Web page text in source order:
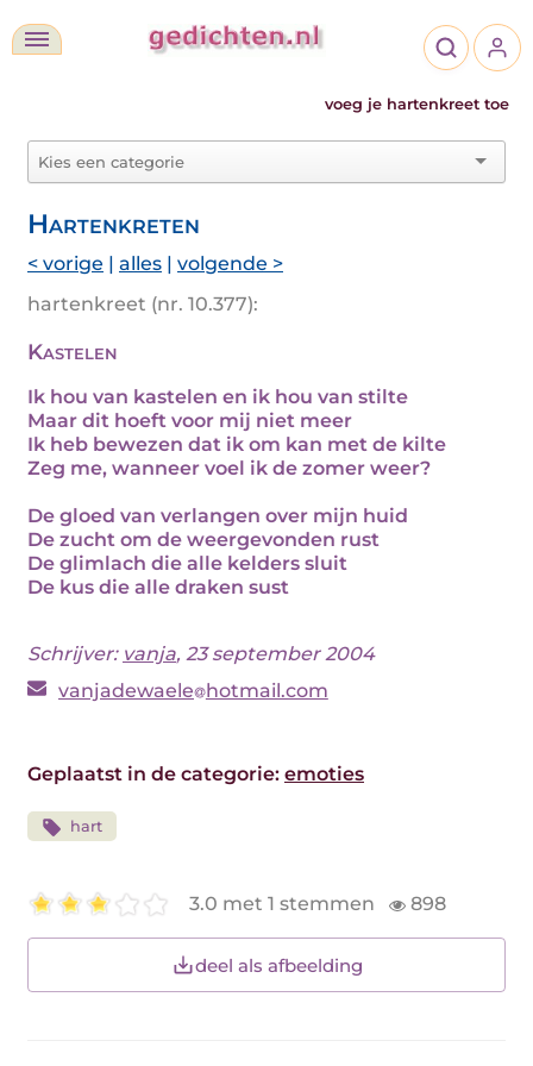
voeg je hartenkreet toe
Hartenkreten
< vorige | alles | volgende >
hartenkreet (nr. 10.377):
Kastelen
Ik hou van kastelen en ik hou van stilte
Maar dit hoeft voor mij niet meer
Ik heb bewezen dat ik om kan met de kilte
Zeg me, wanneer voel ik de zomer weer?
De gloed van verlangen over mijn huid
De zucht om de weergevonden rust
De glimlach die alle kelders sluit
De kus die alle draken sust
Schrijver: vanja, 23 september 2004
vanjadewaele hotmail.com
Geplaatst in de categorie: emoties
hart
3.0 met 1 stemmen 898
deel als afbeelding